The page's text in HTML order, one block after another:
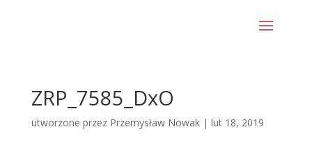
ZRP_7585_DxO
utworzone przez Przemysław Nowak| lut 18, 2019